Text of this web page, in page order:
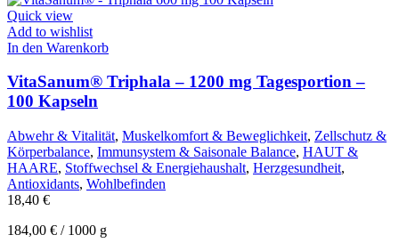
Quick view
Add to wishlist
In den Warenkorb
VitaSanum® Triphala – 1200 mg Tagesportion –
100 Kapseln
Abwehr & Vitalität, Muskelkomfort & Beweglichkeit, Zellschutz &
Körperbalance, Immunsystem & Saisonale Balance, HAUT &
HAARE, Stoffwechsel & Energiehaushalt, Herzgesundheit,
Antioxidants, Wohlbefinden
18,40 €
184,00 € / 1000 g